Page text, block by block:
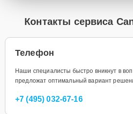
Контакты сервиса
Телефон
Наши специалисты быстро вникнут в
предложат оптимальный вариант
+7 (495) 032-67-16